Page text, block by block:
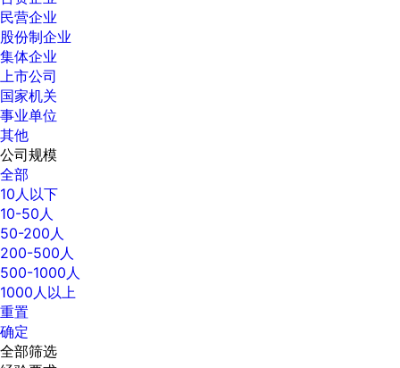
民营企业
股份制企业
集体企业
上市公司
国家机关
事业单位
其他
公司规模
全部
10人以下
10-50人
50-200人
200-500人
500-1000人
1000人以上
重置
确定
全部筛选